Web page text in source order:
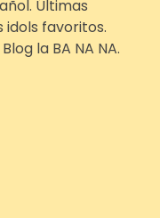
Últimas
idols favoritos.
la BA NA NA.